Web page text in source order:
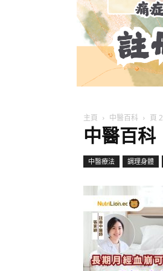
主頁 中醫百科 頁 2
中醫百科
中醫療法 調理身體